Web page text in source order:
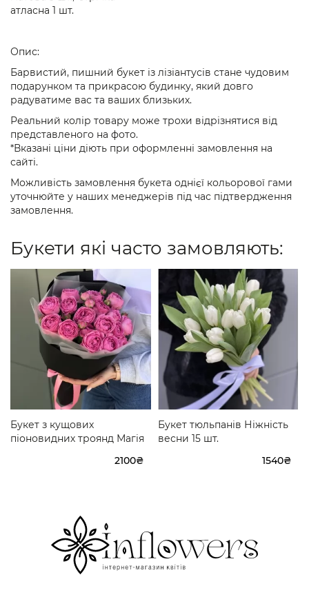
атласна 1 шт.
Опис:
Барвистий, пишний букет із лізіантусів стане чудовим
подарунком та прикрасою будинку, який довго
радуватиме вас та ваших близьких.
Реальний колір товару може трохи відрізнятися від
представленого на фото.
*Вказані ціни діють при оформленні замовлення на
сайті.
Можливість замовлення букета однієї кольорової гами
уточнюйте у наших менеджерів під час підтвердження
замовлення.
Букети які часто замовляють:
Букет з кущових
піоновидних троянд Магія
2100₴
Букет тюльпанів Ніжність
весни 15 шт.
1540₴